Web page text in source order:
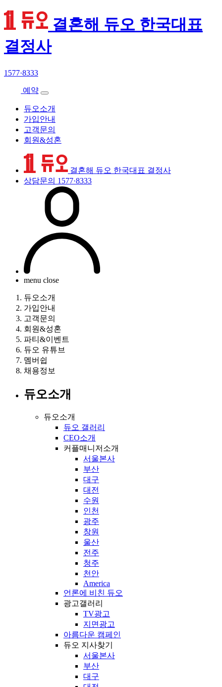
결혼해 듀오 한국대표
결정사
1577·8333
예약
듀오소개
가입안내
고객문의
회원&성혼
결혼해 듀오 한국대표 결정사
상담문의 1577·8333
menu close
듀오소개
가입안내
고객문의
회원&성혼
파티&이벤트
듀오 유튜브
멤버쉽
채용정보
듀오소개
듀오소개
듀오 갤러리
CEO소개
커플매니저소개
서울본사
부산
대구
대전
수원
인천
광주
창원
울산
전주
청주
천안
America
언론에 비친 듀오
광고갤러리
TV광고
지면광고
아름다운 캠페인
듀오 지사찾기
서울본사
부산
대구